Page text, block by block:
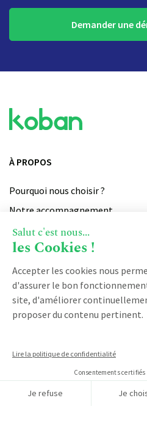
Demander une
À PROPOS
Pourquoi nous choisir ?
Notre accompagnement
Qui sommes-nous ?
Devenir partenaire
Notre certification qualiopi
PRODUIT
Facturation
Service client
RESSOURCES
Blog
Logiciel CRM
DÉMARRER AVEC KOBAN
Salut c'est nous...
les Cookies !
Accepter les cookies nous
d'assurer le bon
site, d'améliorer
proposer du contenu pertinent.
Lire la politique de confidentialité
Consentements
Je refuse Je